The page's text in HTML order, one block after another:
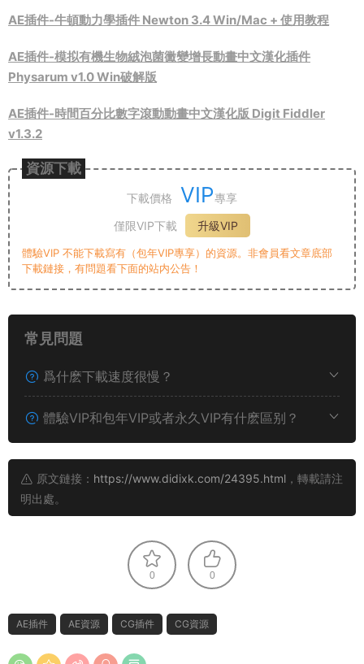
AE插件-牛頓動力學插件 Newton 3.4 Win/Mac + 使用教程
AE插件-模拟有機生物絨泡菌黴變增長動畫中文漢化插件
Physarum v1.0 Win破解版
AE插件-時間百分比數字滾動動畫中文漢化版 Digit Fiddler
v1.3.2
資源下載
下載價格 VIP專享
僅限VIP下載
升級VIP
體驗VIP 不能下載寫有（包年VIP專享）的資源。非會員看文章底部
下載鏈接，有問題看下面的站内公告！
常見問題
爲什麽下載速度很慢？
體驗VIP和包年VIP或者永久VIP有什麽區别？
原文鏈接： https://www.didixk.com/24395.html ，轉載請注
明出處。
0 0
AE插件 AE資源 CG插件 CG資源